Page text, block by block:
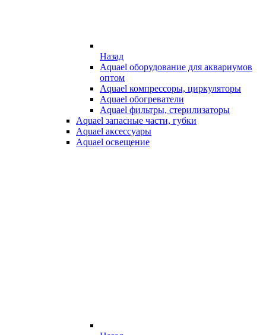
Назад
Aquael оборудование для аквариумов
оптом
Aquael компрессоры, циркуляторы
Aquael обогреватели
Aquael фильтры, стерилизаторы
Aquael запасные части, губки
Aquael аксессуары
Aquael освещение